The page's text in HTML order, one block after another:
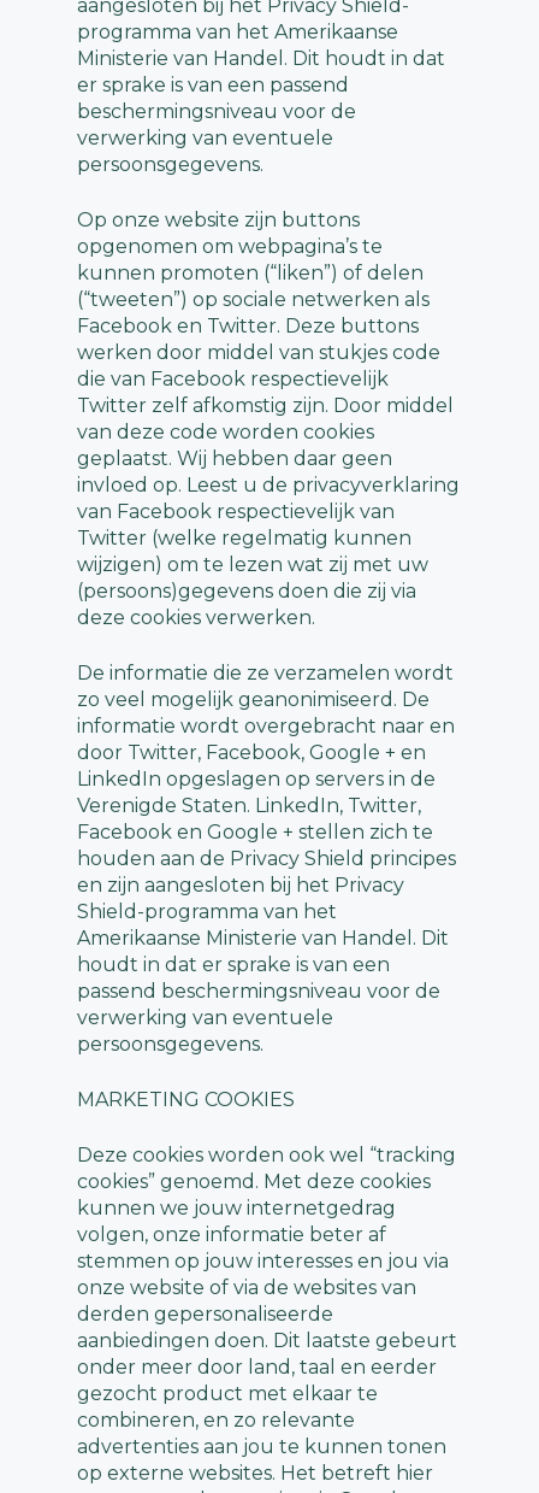
aangesloten bij het Privacy Shield-
programma van het Amerikaanse
Ministerie van Handel. Dit houdt in dat
er sprake is van een passend
beschermingsniveau voor de
verwerking van eventuele
persoonsgegevens.
Op onze website zijn buttons
opgenomen om webpagina’s te
kunnen promoten (“liken”) of delen
(“tweeten”) op sociale netwerken als
Facebook en Twitter. Deze buttons
werken door middel van stukjes code
die van Facebook respectievelijk
Twitter zelf afkomstig zijn. Door middel
van deze code worden cookies
geplaatst. Wij hebben daar geen
invloed op. Leest u de privacyverklaring
van Facebook respectievelijk van
Twitter (welke regelmatig kunnen
wijzigen) om te lezen wat zij met uw
(persoons)gegevens doen die zij via
deze cookies verwerken.
De informatie die ze verzamelen wordt
zo veel mogelijk geanonimiseerd. De
informatie wordt overgebracht naar en
door Twitter, Facebook, Google + en
LinkedIn opgeslagen op servers in de
Verenigde Staten. LinkedIn, Twitter,
Facebook en Google + stellen zich te
houden aan de Privacy Shield principes
en zijn aangesloten bij het Privacy
Shield-programma van het
Amerikaanse Ministerie van Handel. Dit
houdt in dat er sprake is van een
passend beschermingsniveau voor de
verwerking van eventuele
persoonsgegevens.
MARKETING COOKIES
Deze cookies worden ook wel “tracking
cookies” genoemd. Met deze cookies
kunnen we jouw internetgedrag
volgen, onze informatie beter af
stemmen op jouw interesses en jou via
onze website of via de websites van
derden gepersonaliseerde
aanbiedingen doen. Dit laatste gebeurt
onder meer door land, taal en eerder
gezocht product met elkaar te
combineren, en zo relevante
advertenties aan jou te kunnen tonen
op externe websites. Het betreft hier